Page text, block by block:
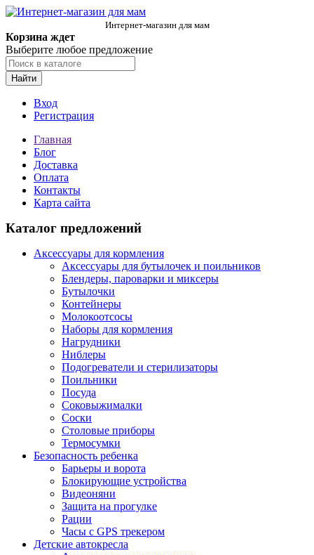
Интернет-магазин для мам
Корзина ждет
Выберите любое предложение
Найти
Вход
Регистрация
Главная
Блог
Доставка
Оплата
Контакты
Карта сайта
Каталог предложений
Аксессуары для кормления
Аксессуары для бутылочек и поильников
Блендеры, пароварки и миксеры
Бутылочки
Контейнеры
Молокоотсосы
Наборы для кормления
Нагрудники
Ниблеры
Подогреватели и стерилизаторы
Поильники
Посуда
Соковыжималки
Соски
Столовые приборы
Термосумки
Безопасность ребенка
Барьеры и ворота
Блокирующие устройства
Видеоняни
Защита на прогулке
Рации
Часы с GPS трекером
Детские автокресла